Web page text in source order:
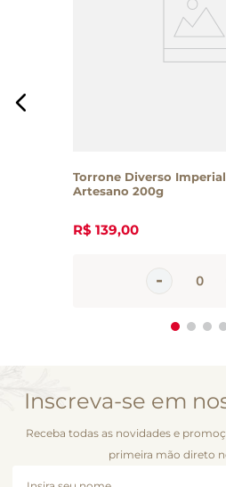
Torrone Diverso
Artesano 200g
R$ 139,00
Inscreva-se em
Receba todas as novidades e
primeira mão direto